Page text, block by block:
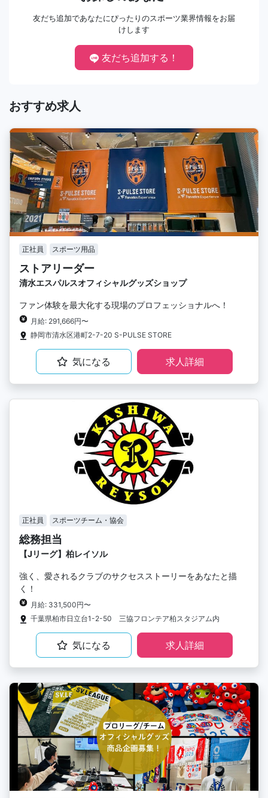
友だち追加であなたにぴったりのスポーツ業界情報をお届
けします
友だち追加する！
おすすめ求人
正社員 スポーツ用品
ストアリーダー
清水エスパルスオフィシャルグッズショップ
ファン体験を最大化する現場のプロフェッショナルへ！
月給: 291,666円〜
静岡市清水区港町2-7-20 S-PULSE STORE
気になる 求人詳細
正社員 スポーツチーム・協会
総務担当
【Jリーグ】柏レイソル
強く、愛されるクラブのサクセスストーリーをあなたと描
く！
月給: 331,500円〜
千葉県柏市日立台1-2-50 三協フロンテア柏スタジアム内
気になる 求人詳細